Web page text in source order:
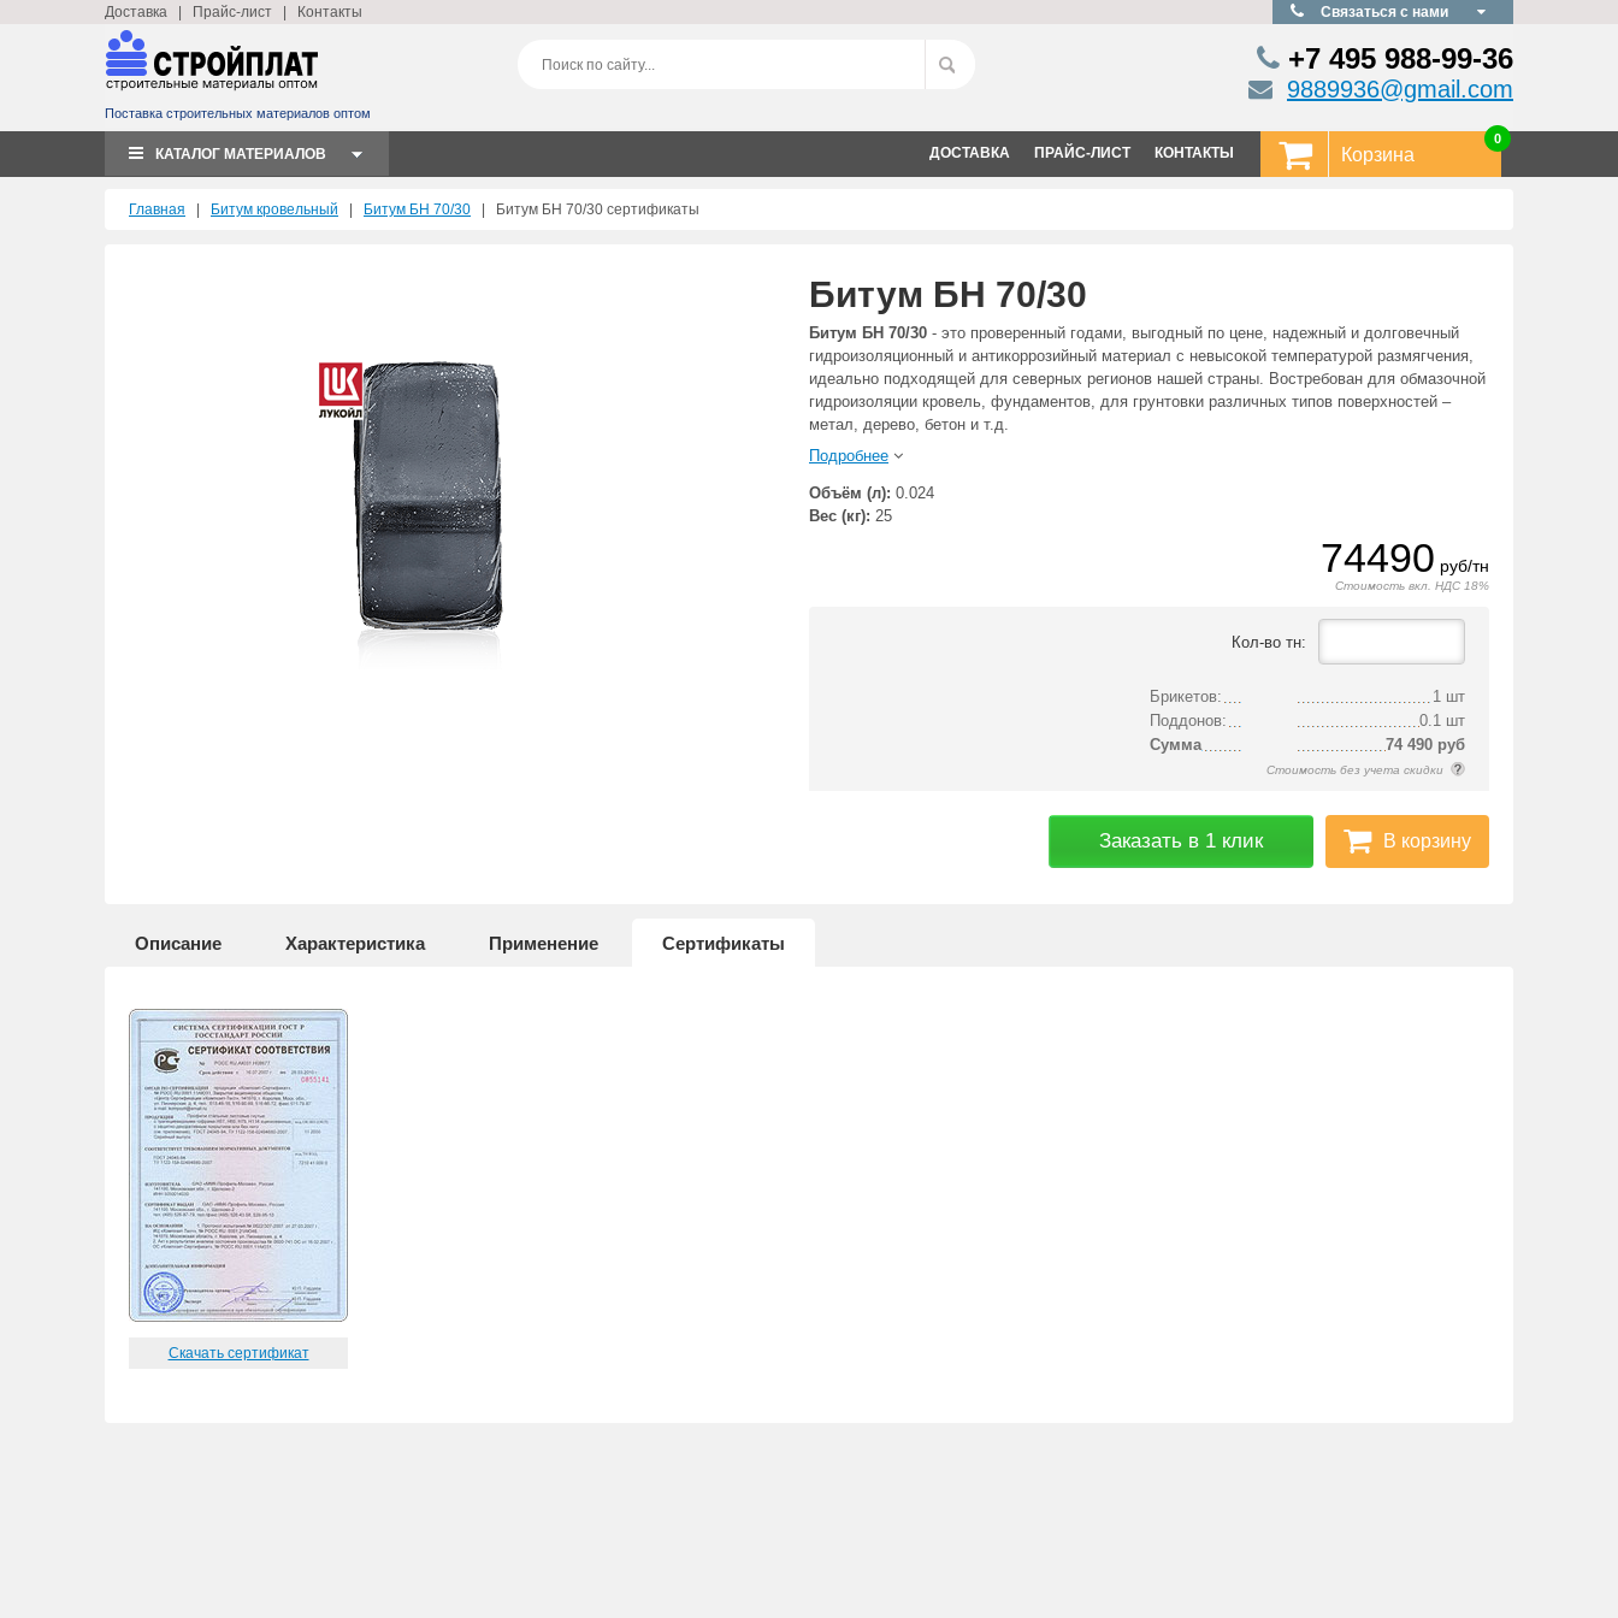
Доставка Прайс-лист Контакты Связаться с нами
Поставка строительных материалов оптом
+7 495 988-99-36
9889936@gmail.com
КАТАЛОГ МАТЕРИАЛОВ ДОСТАВКА ПРАЙС-ЛИСТ КОНТАКТЫ Корзина
0
Главная Битум кровельный Битум БН 70/30 Битум БН 70/30 сертификаты
Битум БН 70/30
Битум БН 70/30 - это проверенный годами, выгодный по цене, надежный и долговечный
гидроизоляционный и антикоррозийный материал с невысокой температурой размягчения,
идеально подходящей для северных регионов нашей страны. Востребован для обмазочной
гидроизоляции кровель, фундаментов, для грунтовки различных типов поверхностей –
метал, дерево, бетон и т.д.
Подробнее
Объём (л): 0.024
Вес (кг): 25
74490 руб/тн
Стоимость вкл. НДС 18%
Кол-во тн:
Брикетов:
1 шт
Поддонов:
0.1 шт
Сумма
74 490 руб
Стоимость без учета скидки
В корзину
Описание Характеристика Применение Сертификаты
Скачать сертификат